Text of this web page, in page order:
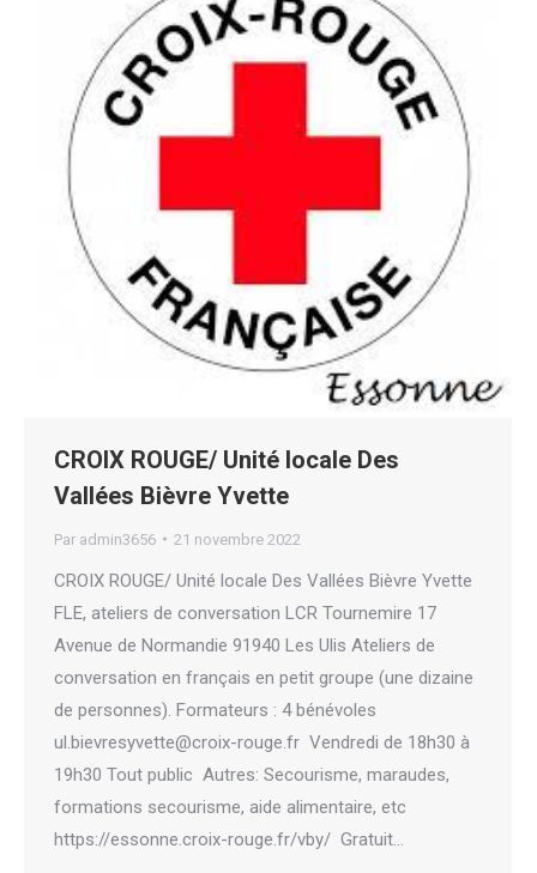
CROIX ROUGE/ Unité locale Des
Vallées Bièvre Yvette
Par admin3656 21 novembre 2022
CROIX ROUGE/ Unité locale Des Vallées Bièvre Yvette
FLE, ateliers de conversation LCR Tournemire 17
Avenue de Normandie 91940 Les Ulis Ateliers de
conversation en français en petit groupe (une dizaine
de personnes). Formateurs : 4 bénévoles
ul.bievresyvette@croix-rouge.fr Vendredi de 18h30 à
19h30 Tout public Autres: Secourisme, maraudes,
formations secourisme, aide alimentaire, etc
https://essonne.croix-rouge.fr/vby/ Gratuit…